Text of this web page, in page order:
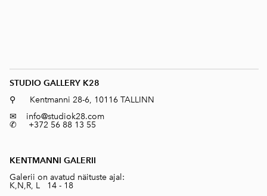
STUDIO GALLERY K28
⚲ Kentmanni 28-6, 10116 TALLINN
✉ info@studiok28.com
✆ +372 56 88 13 55
KENTMANNI GALERII
Galerii on avatud näituste ajal:
K,N,R, L 14 - 18